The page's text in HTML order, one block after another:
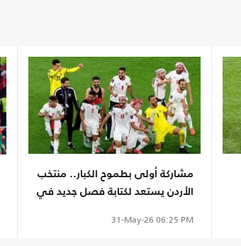
مشاركة أولى بطموح الكبار.. منتخب
الأردن يستعد لكتابة فصل جديد في
31-May-26 06:25 PM